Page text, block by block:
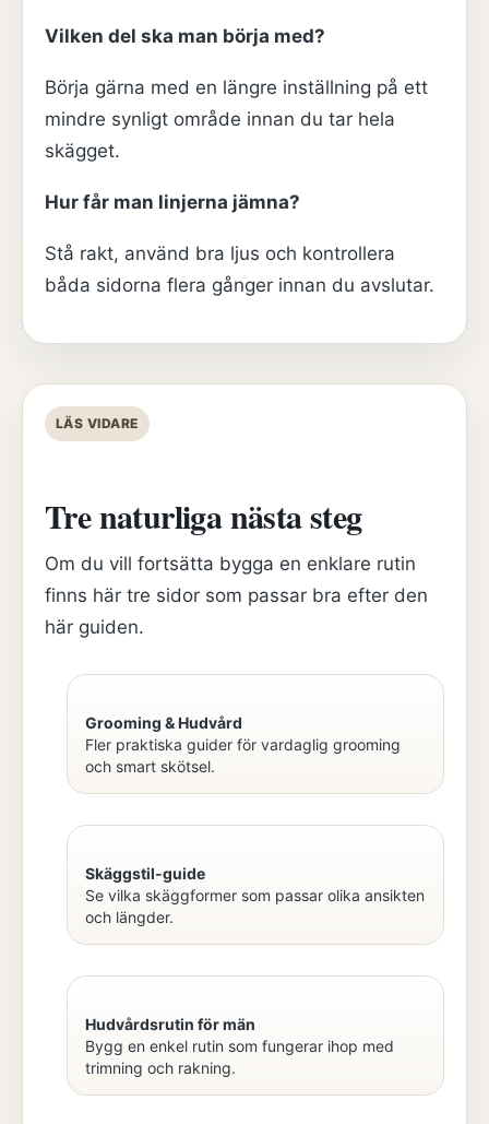
Vilken del ska man börja med?
Börja gärna med en längre inställning på ett
mindre synligt område innan du tar hela
skägget.
Hur får man linjerna jämna?
Stå rakt, använd bra ljus och kontrollera
båda sidorna flera gånger innan du avslutar.
LÄS VIDARE
Tre naturliga nästa steg
Om du vill fortsätta bygga en enklare rutin
finns här tre sidor som passar bra efter den
här guiden.
Grooming & Hudvård
Fler praktiska guider för vardaglig grooming
och smart skötsel.
Skäggstil-guide
Se vilka skäggformer som passar olika ansikten
och längder.
Hudvårdsrutin för män
Bygg en enkel rutin som fungerar ihop med
trimning och rakning.